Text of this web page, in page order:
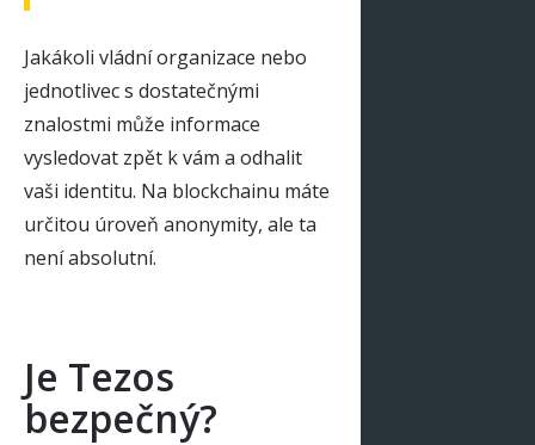
Jakákoli vládní organizace nebo
jednotlivec s dostatečnými
znalostmi může informace
vysledovat zpět k vám a odhalit
vaši identitu. Na blockchainu máte
určitou úroveň anonymity, ale ta
není absolutní.
Je Tezos
bezpečný?